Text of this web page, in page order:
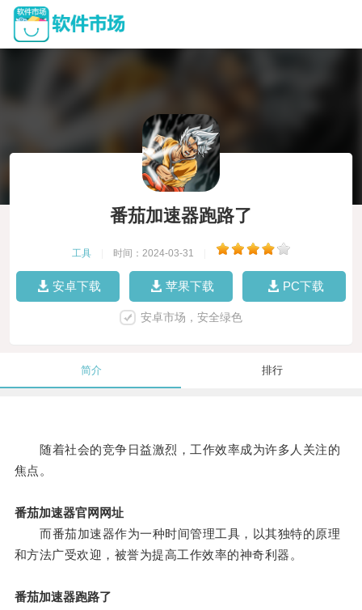
番茄加速器跑路了
工具 时间：2024-03-31
安卓下载 苹果下载 PC下载
安卓市场，安全绿色
简介 排行
随着社会的竞争日益激烈，工作效率成为许多人关注的
焦点。
番茄加速器官网网址
而番茄加速器作为一种时间管理工具，以其独特的原理
和方法广受欢迎，被誉为提高工作效率的神奇利器。
番茄加速器跑路了